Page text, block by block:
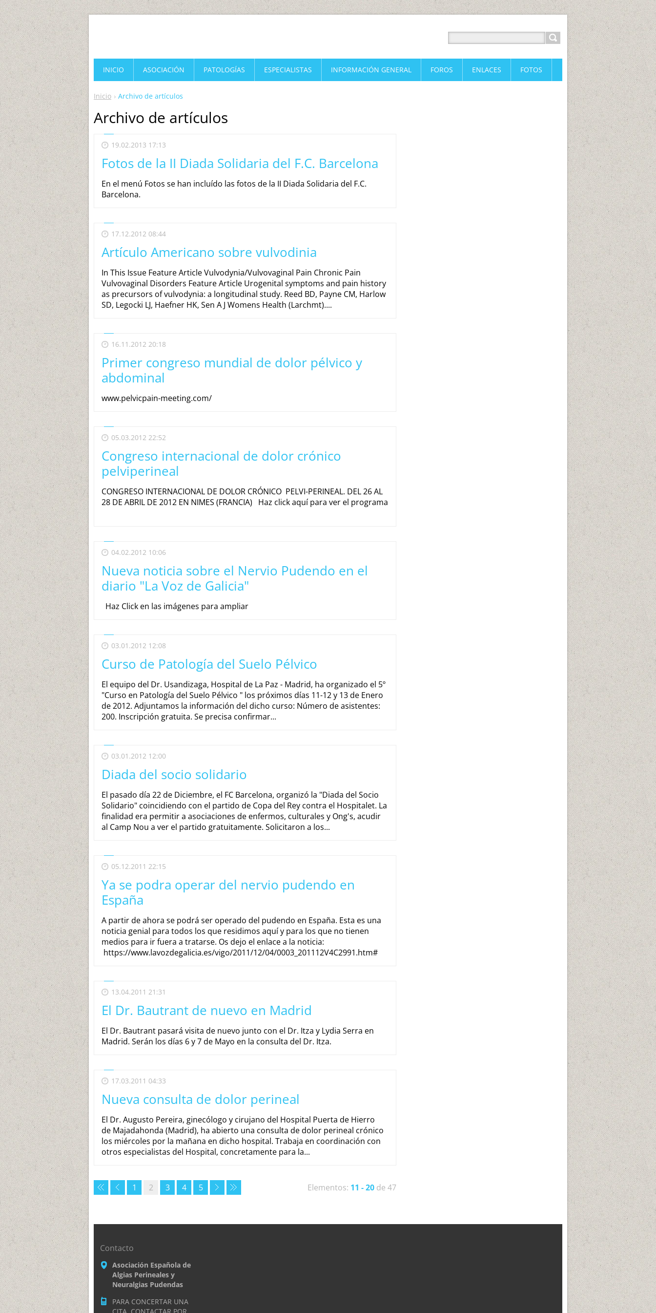
Inicio Archivo de artículos
Archivo de artículos
19.02.2013 17:13
Fotos de la II Diada Solidaria del F.C. Barcelona
En el menú Fotos se han incluído las fotos de la II Diada Solidaria del F.C.
Barcelona.
17.12.2012 08:44
Artículo Americano sobre vulvodinia
In This Issue Feature Article Vulvodynia/Vulvovaginal Pain Chronic Pain
Vulvovaginal Disorders Feature Article Urogenital symptoms and pain history
as precursors of vulvodynia: a longitudinal study. Reed BD, Payne CM, Harlow
SD, Legocki LJ, Haefner HK, Sen A J Womens Health (Larchmt)....
16.11.2012 20:18
Primer congreso mundial de dolor pélvico y
abdominal
www.pelvicpain-meeting.com/
05.03.2012 22:52
Congreso internacional de dolor crónico
pelviperineal
CONGRESO INTERNACIONAL DE DOLOR CRÓNICO PELVI-PERINEAL. DEL 26 AL
28 DE ABRIL DE 2012 EN NIMES (FRANCIA) Haz click aquí para ver el programa
04.02.2012 10:06
Nueva noticia sobre el Nervio Pudendo en el
diario "La Voz de Galicia"
Haz Click en las imágenes para ampliar
03.01.2012 12:08
Curso de Patología del Suelo Pélvico
El equipo del Dr. Usandizaga, Hospital de La Paz - Madrid, ha organizado el 5º
"Curso en Patología del Suelo Pélvico " los próximos días 11-12 y 13 de Enero
de 2012. Adjuntamos la información del dicho curso: Número de asistentes:
200. Inscripción gratuita. Se precisa confirmar...
03.01.2012 12:00
Diada del socio solidario
El pasado día 22 de Diciembre, el FC Barcelona, organizó la "Diada del Socio
Solidario" coincidiendo con el partido de Copa del Rey contra el Hospitalet. La
finalidad era permitir a asociaciones de enfermos, culturales y Ong's, acudir
al Camp Nou a ver el partido gratuitamente. Solicitaron a los...
05.12.2011 22:15
Ya se podra operar del nervio pudendo en
España
A partir de ahora se podrá ser operado del pudendo en España. Esta es una
noticia genial para todos los que residimos aquí y para los que no tienen
medios para ir fuera a tratarse. Os dejo el enlace a la noticia:
https://www.lavozdegalicia.es/vigo/2011/12/04/0003_201112V4C2991.htm#
13.04.2011 21:31
El Dr. Bautrant de nuevo en Madrid
El Dr. Bautrant pasará visita de nuevo junto con el Dr. Itza y Lydia Serra en
Madrid. Serán los días 6 y 7 de Mayo en la consulta del Dr. Itza.
17.03.2011 04:33
Nueva consulta de dolor perineal
El Dr. Augusto Pereira, ginecólogo y cirujano del Hospital Puerta de Hierro
de Majadahonda (Madrid), ha abierto una consulta de dolor perineal crónico
los miércoles por la mañana en dicho hospital. Trabaja en coordinación con
otros especialistas del Hospital, concretamente para la...
Elementos: 11 - 20 de 47
1 2 3 4 5
INICIO ASOCIACIÓN PATOLOGÍAS ESPECIALISTAS INFORMACIÓN GENERAL FOROS ENLACES FOTOS
Contacto
Asociación Española de
Algias Perineales y
Neuralgias Pudendas
PARA CONCERTAR UNA